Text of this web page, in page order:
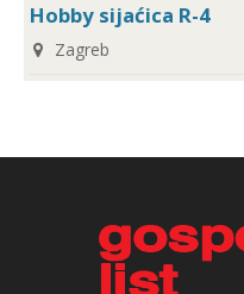
Hobby sijaćica R-4
Zagreb